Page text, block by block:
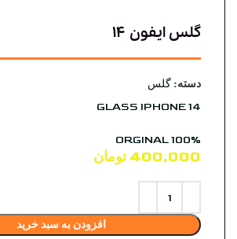
گلس ایفون ۱۴
دسته: گلس
GLASS IPHONE 14
ORGINAL 100%
400,000 تومان
افزودن به سبد خرید